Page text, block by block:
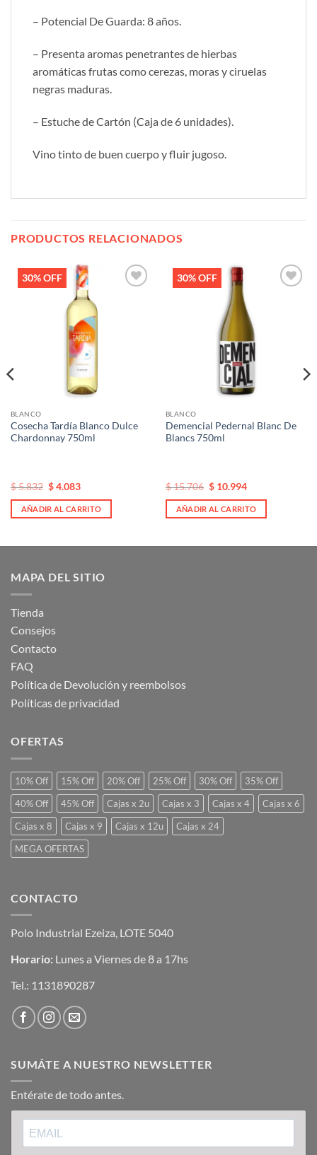
– Potencial De Guarda: 8 años.
– Presenta aromas penetrantes de hierbas
aromáticas frutas como cerezas, moras y ciruelas
negras maduras.
– Estuche de Cartón (Caja de 6 unidades).
Vino tinto de buen cuerpo y fluir jugoso.
PRODUCTOS RELACIONADOS
30% OFF
BLANCO
Cosecha Tardía Blanco Dulce
Chardonnay 750ml
El
precio
original
era:
$5.832 El
actual
es:
$4.083
AÑADIR AL CARRITO
30% OFF
BLANCO
Demencial Pedernal Blanc De
Blancs 750ml
El
precio
original
era:
$15.706 El
actual
es:
$10.994
AÑADIR AL CARRITO
MAPA DEL SITIO
Tienda
Consejos
Contacto
FAQ
Política de Devolución y reembolsos
Políticas de privacidad
OFERTAS
10% Off 15% Off 20% Off 25% Off 30% Off
35% Off
40% Off
45% Off Cajas x 2u Cajas x 3 Cajas x 4
Cajas x 6
Cajas x 8
Cajas x 9 Cajas x 12u
Cajas x 24
MEGA OFERTAS
CONTACTO
Polo Industrial Ezeiza, LOTE 5040
Horario: Lunes a Viernes de 8 a 17hs
Tel.: 1131890287
SUMÁTE A NUESTRO NEWSLETTER
Entérate de todo antes.